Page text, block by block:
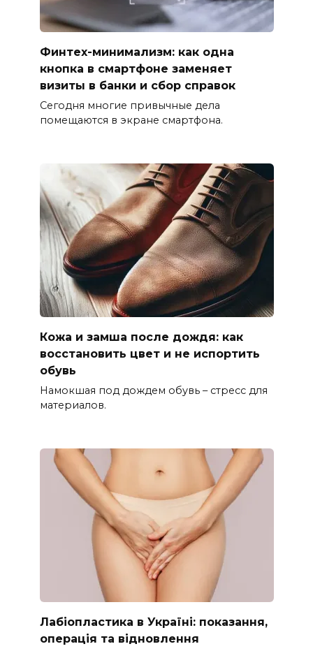
Финтех-минимализм: как одна
кнопка в смартфоне заменяет
визиты в банки и сбор справок
Сегодня многие привычные дела
помещаются в экране смартфона.
Кожа и замша после дождя: как
восстановить цвет и не испортить
обувь
Намокшая под дождем обувь – стресс для
материалов.
Лабіопластика в Україні: показання,
операція та відновлення